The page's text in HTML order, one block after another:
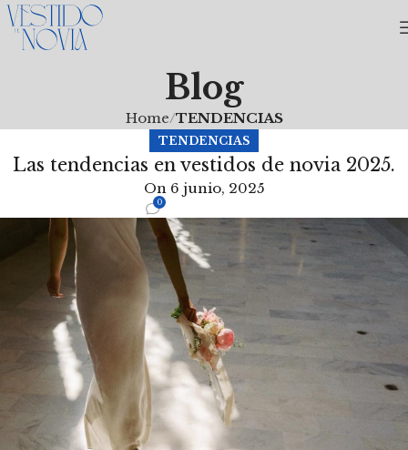
Blog
Home TENDENCIAS
TENDENCIAS
Las tendencias en vestidos de novia 2025.
On 6 junio, 2025
0